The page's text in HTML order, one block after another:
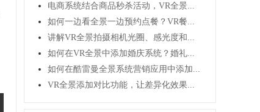
电商系统结合商品秒杀活动，VR全景...
如何一边看全景一边预约点餐？VR餐...
讲解VR全景拍摄相机光圈、感光度和...
如何在VR全景中添加婚庆系统？婚礼...
如何在酷雷曼全景系统营销应用中添加...
VR全景添加对比功能，让差异化效果...